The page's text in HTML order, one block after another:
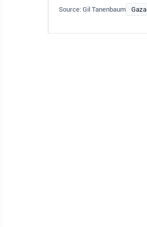
Source: Gil Tanenbaum Gaza